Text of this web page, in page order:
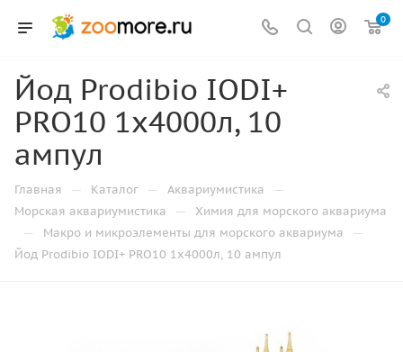
0
Йод Prodibio IODI+
PRO10 1x4000л, 10
ампул
Главная — Каталог — Аквариумистика —
Морская аквариумистика — Химия для морского аквариума
— Макро и микроэлементы для морского аквариума —
Йод Prodibio IODI+ PRO10 1x4000л, 10 ампул